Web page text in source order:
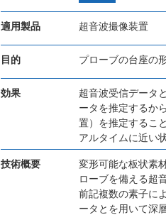
適用製品 超音波撮像装置
目的 プローブの台座の
効果
超音波受信データ
ータを推定するか
置）を推定するこ
アルタイムに近い
技術概要
変形可能な板状素
ローブを備える超
前記複数の素子に
ータとを用いて深